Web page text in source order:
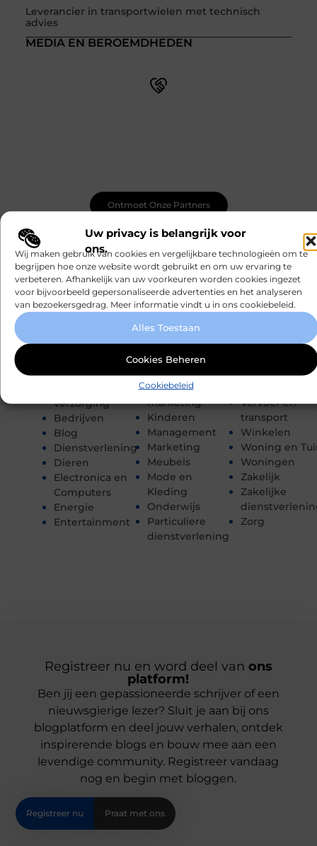
Uw privacy is belangrijk voor
ons.
Wij maken gebruik van cookies en vergelijkbare technologieën om te
begrijpen hoe onze website wordt gebruikt en om uw ervaring te
verbeteren. Afhankelijk van uw voorkeuren worden cookies ingezet
voor bijvoorbeeld gepersonaliseerde advertenties en het analyseren
van bezoekersgedrag. Meer informatie vindt u in ons cookiebeleid.
Alles Toestaan
Cookies Beheren
Cookiebeleid
Leverancier in transportwielen met technisch
advies
CATEGORIEËN
Aanbiedingen
Afvalverwerking
Architectuur
Motoren
opleidingen
verzorging
Bedrijven
Blog
Dienstverlening
Dieren
Electronica en
Computers
Energie
Entertainment
Eten en drinken
Financieel
Gezondheid
Hobby en vrije
tijd
Horeca
Huishoudelijk
Industrie
Internet
Internet
marketing
Kinderen
Management
Marketing
Meubels
Mode en
Kleding
Onderwijs
Particuliere
dienstverlening
Rechten
Recreation /
Autos
Sport
Toerisme
buitenleven
Vakantie
Vervoer en
transport
Winkelen
Woning en
Woningen
Zakelijk
Zakelijke
Zorg
MEDIA EN BEROEMDHEDEN
Ontmoet Onze Partners
Registreer nu en word deel van ons
platform!
Ben jij een gepassioneerde schrijver of een
nieuwsgierige lezer? Sluit je aan bij ons
blogplatform en deel jouw verhalen, ontdek
inspirerende blogs en bouw mee aan een
levendige community. Registreer vandaag
nog en begin met bloggen.
Registreer nu Praat met ons